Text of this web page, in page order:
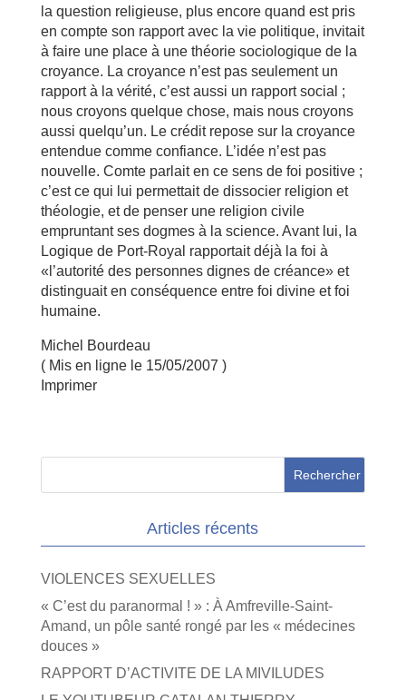
la question religieuse, plus encore quand est pris
en compte son rapport avec la vie politique, invitait
à faire une place à une théorie sociologique de la
croyance. La croyance n’est pas seulement un
rapport à la vérité, c’est aussi un rapport social ;
nous croyons quelque chose, mais nous croyons
aussi quelqu’un. Le crédit repose sur la croyance
entendue comme confiance. L’idée n’est pas
nouvelle. Comte parlait en ce sens de foi positive ;
c’est ce qui lui permettait de dissocier religion et
théologie, et de penser une religion civile
empruntant ses dogmes à la science. Avant lui, la
Logique de Port-Royal rapportait déjà la foi à
«l’autorité des personnes dignes de créance» et
distinguait en conséquence entre foi divine et foi
humaine.
Michel Bourdeau
( Mis en ligne le 15/05/2007 )
Imprimer
Articles récents
VIOLENCES SEXUELLES
« C’est du paranormal ! » : À Amfreville-Saint-
Amand, un pôle santé rongé par les « médecines
douces »
RAPPORT D’ACTIVITE DE LA MIVILUDES